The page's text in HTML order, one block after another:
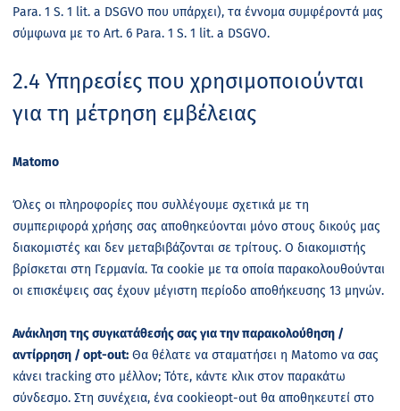
Para. 1 S. 1 lit. a DSGVO που υπάρχει), τα έννομα συμφέροντά μας
σύμφωνα με το Art. 6 Para. 1 S. 1 lit. a DSGVO.
2.4 Υπηρεσίες που χρησιμοποιούνται
για τη μέτρηση εμβέλειας
Matomo
Όλες οι πληροφορίες που συλλέγουμε σχετικά με τη
συμπεριφορά χρήσης σας αποθηκεύονται μόνο στους δικούς μας
διακομιστές και δεν μεταβιβάζονται σε τρίτους. Ο διακομιστής
βρίσκεται στη Γερμανία. Τα cookie με τα οποία παρακολουθούνται
οι επισκέψεις σας έχουν μέγιστη περίοδο αποθήκευσης 13 μηνών.
Ανάκληση της συγκατάθεσής σας για την παρακολούθηση /
αντίρρηση /opt-out: Θα θέλατε να σταματήσει η Matomo να σας
κάνει trackingστο μέλλον; Τότε, κάντε κλικ στον παρακάτω
σύνδεσμο. Στη συνέχεια, ένα cookieopt-out θα αποθηκευτεί στο